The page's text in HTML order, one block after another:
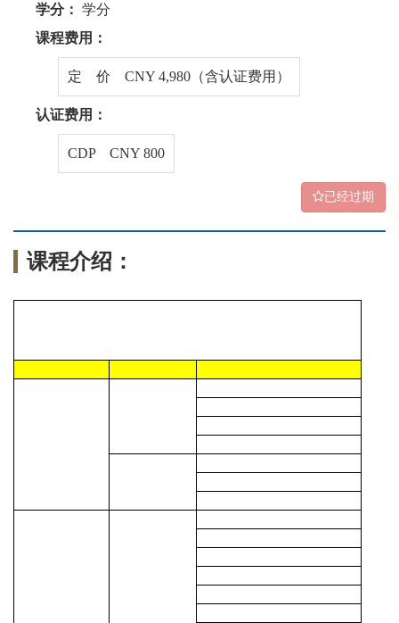
学分： 学分
课程费用：
定 价 CNY 4,980（含认证费用）
认证费用：
CDP CNY 800
已经过期
课程介绍：